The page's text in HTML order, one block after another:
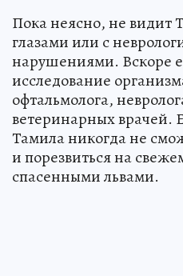
Пока неясно, не видит
глазами или с
нарушениями. Вскоре
исследование
офтальмолога,
ветеринарных врачей.
Тамила никогда не
и порезвиться на
спасенными львами.